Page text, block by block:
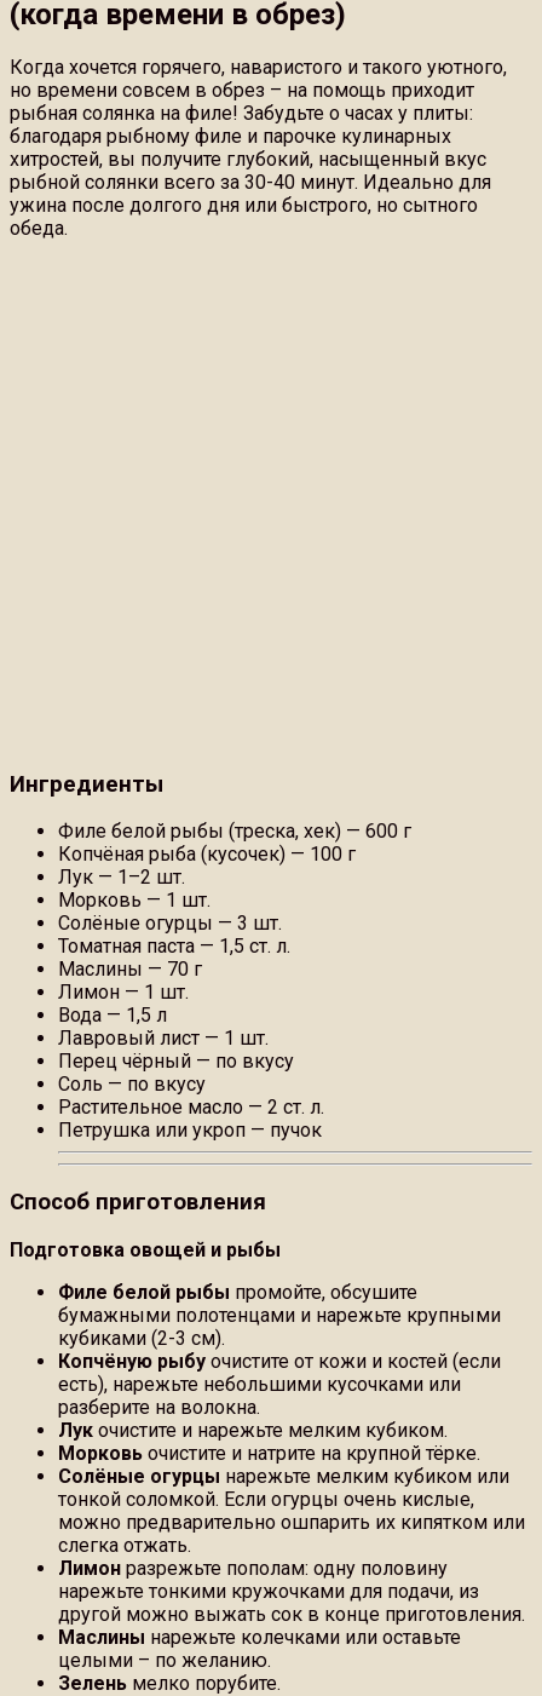
(когда времени в обрез)
Когда хочется горячего, наваристого и такого уютного,
но времени совсем в обрез – на помощь приходит
рыбная солянка на филе! Забудьте о часах у плиты:
благодаря рыбному филе и парочке кулинарных
хитростей, вы получите глубокий, насыщенный вкус
рыбной солянки всего за 30-40 минут. Идеально для
ужина после долгого дня или быстрого, но сытного
обеда.
Ингредиенты
Филе белой рыбы (треска, хек) — 600 г
Копчёная рыба (кусочек) — 100 г
Лук — 1–2 шт.
Морковь — 1 шт.
Солёные огурцы — 3 шт.
Томатная паста — 1,5 ст. л.
Маслины — 70 г
Лимон — 1 шт.
Вода — 1,5 л
Лавровый лист — 1 шт.
Перец чёрный — по вкусу
Соль — по вкусу
Растительное масло — 2 ст. л.
Петрушка или укроп — пучок
Способ приготовления
Подготовка овощей и рыбы
Филе белой рыбы промойте, обсушите
бумажными полотенцами и нарежьте крупными
кубиками (2-3 см).
Копчёную рыбу очистите от кожи и костей (если
есть), нарежьте небольшими кусочками или
разберите на волокна.
Лук очистите и нарежьте мелким кубиком.
Морковь очистите и натрите на крупной тёрке.
Солёные огурцы нарежьте мелким кубиком или
тонкой соломкой. Если огурцы очень кислые,
можно предварительно ошпарить их кипятком или
слегка отжать.
Лимон разрежьте пополам: одну половину
нарежьте тонкими кружочками для подачи, из
другой можно выжать сок в конце приготовления.
Маслины нарежьте колечками или оставьте
целыми – по желанию.
Зелень мелко порубите.